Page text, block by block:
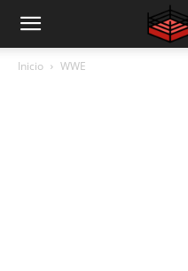
Inicio WWE